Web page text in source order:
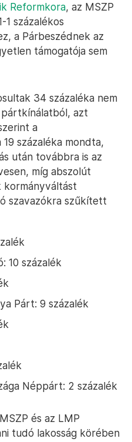
Reformkora, az MSZP
1 százalékos
a Párbeszédnek az
támogatója sem
34 százaléka nem
azt
a
százaléka mondta,
után továbbra is az
míg abszolút
kormányváltást
szavazókra szűkített
10 százalék
Párt: 9 százalék
Néppárt: 2 százalék
és az LMP
tudó lakosság körében